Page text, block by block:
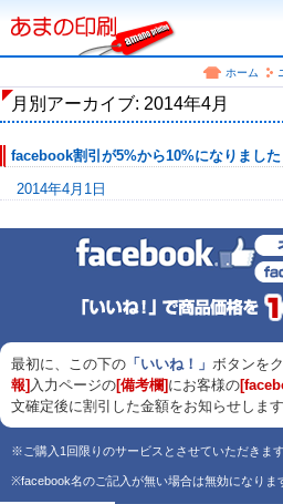
ホーム
月別アーカイブ: 2014年4月
facebook割引が5%から10%になりました
2014年4月1日
最初に、この下の 「いいね！」 ボタンを
報] 入力ページの[備考欄] にお客様の
文確定後に割引した金額をお知らせします
※ご購入1回限りのサービスとさせていただきま
※facebook名のご記入が無い場合は無効になりま